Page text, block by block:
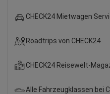
CHECK24 Mietwagen
Roadtrips von CHECK24
CHECK24 Reisewelt-
Alle Fahrzeugklassen bei